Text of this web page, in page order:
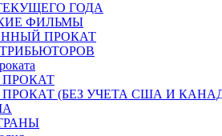
ГОДА
ФИЛЬМЫ
ПРОКАТ
(БЕЗ УЧЕТА США И